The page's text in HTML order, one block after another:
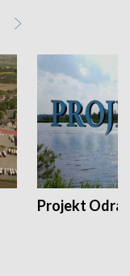
Projekt Odra